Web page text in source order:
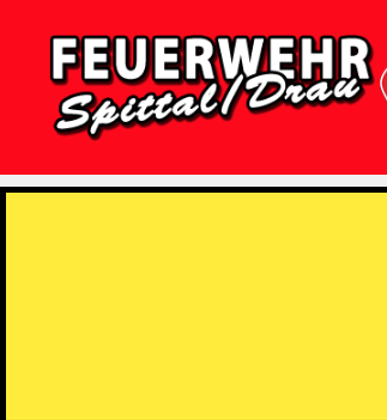
Spittal/Drau